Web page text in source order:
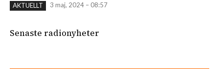
AKTUELLT 3 maj, 2024 – 08:57
Senaste radionyheter